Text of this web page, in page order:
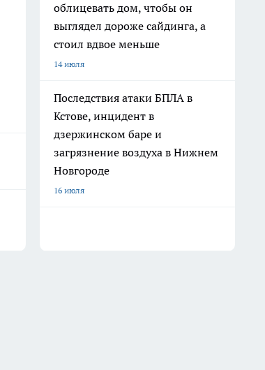
облицевать дом, чтобы он
выглядел дороже сайдинга, а
стоил вдвое меньше
14 июля
Последствия атаки БПЛА в
Кстове, инцидент в
дзержинском баре и
загрязнение воздуха в Нижнем
Новгороде
16 июля